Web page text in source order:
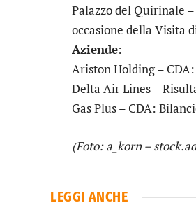
Palazzo del Quirinale
occasione della Visita
Aziende:
Ariston Holding–
Delta Air Lines–
Gas Plus– CDA:
(Foto: a_korn –
LEGGI ANCHE